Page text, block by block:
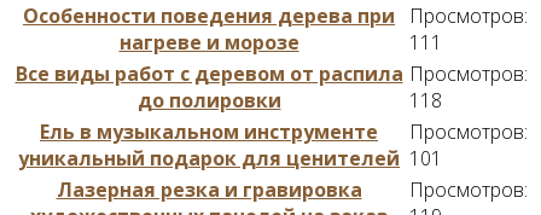
Особенности поведения дерева при
нагреве и морозе
Просмотров:
111
Все виды работ с деревом от распила
до полировки
Просмотров:
118
Ель в музыкальном инструменте
уникальный подарок для ценителей
Просмотров:
101
Лазерная резка и гравировка
Просмотров: